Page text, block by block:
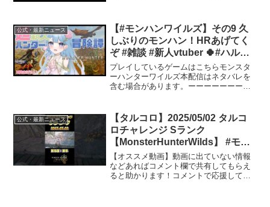
ります。※楽しくプレーすることがモッ
トーです！下手...
公式・最新ニュース
【#モンハンワイルズ】その9 久
しぶりのモンハン！HRあげてく
ぞ #雑談 #新人vtuber 🍀#ハル晴
れ集合🍀
プレイしているゲームはこちらモンスタ
ーハンターワイルズ本配信はネタバレを
含む場合があります。ーーーーーーーー
X(旧Twitter): ...コ...
公式・最新ニュース
【タルコロ】2025/05/02 タルコ
ロチャレンジ Sランク
【MonsterHunterWilds】 #モン
ハンワイルズ #モンハン #mhws
【オススメ動画】動画に出ていない情報
などあればコメント欄で共有してもらえ
ると助かります！コメントで応援してく